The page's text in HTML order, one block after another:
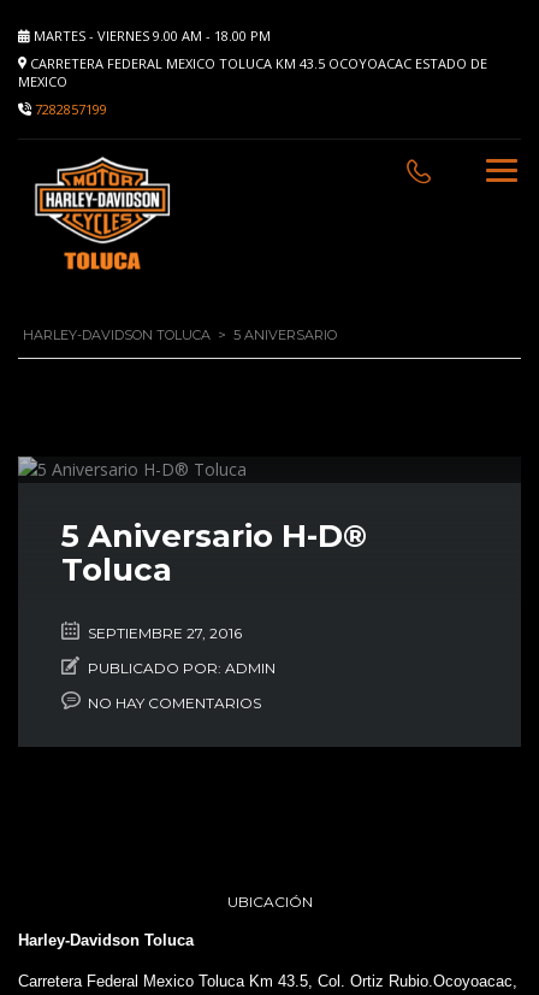
MARTES - VIERNES 9.00 AM - 18.00 PM
CARRETERA FEDERAL MEXICO TOLUCA KM 43.5 OCOYOACAC ESTADO DE
MEXICO
7282857199
HARLEY-DAVIDSON TOLUCA > 5 ANIVERSARIO
5 Aniversario H-D®
Toluca
SEPTIEMBRE 27, 2016
PUBLICADO POR: ADMIN
NO HAY COMENTARIOS
UBICACIÓN
Harley-Davidson Toluca
Carretera Federal Mexico Toluca Km 43.5, Col. Ortiz Rubio.Ocoyoacac,